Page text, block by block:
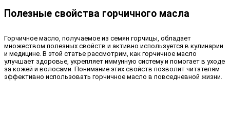
Полезные свойства горчичного масла
Горчичное масло, получаемое из семян горчицы, обладает
множеством полезных свойств и активно используется в кулинарии
и медицине. В этой статье рассмотрим, как горчичное масло
улучшает здоровье, укрепляет иммунную систему и помогает в уходе
за кожей и волосами. Понимание этих свойств позволит читателям
эффективно использовать горчичное масло в повседневной жизни.